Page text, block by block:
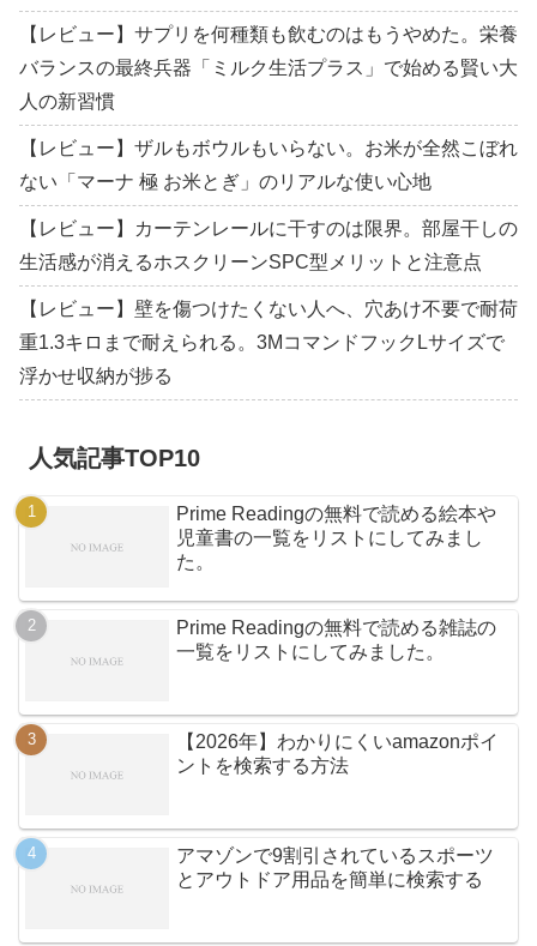
【レビュー】サプリを何種類も飲むのはもうやめた。栄養
バランスの最終兵器「ミルク生活プラス」で始める賢い大
人の新習慣
【レビュー】ザルもボウルもいらない。お米が全然こぼれ
ない「マーナ 極 お米とぎ」のリアルな使い心地
【レビュー】カーテンレールに干すのは限界。部屋干しの
生活感が消えるホスクリーンSPC型メリットと注意点
【レビュー】壁を傷つけたくない人へ、穴あけ不要で耐荷
重1.3キロまで耐えられる。3MコマンドフックLサイズで
浮かせ収納が捗る
人気記事TOP10
Prime Readingの無料で読める絵本や
児童書の一覧をリストにしてみまし
た。
Prime Readingの無料で読める雑誌の
一覧をリストにしてみました。
【2026年】わかりにくいamazonポイ
ントを検索する方法
アマゾンで9割引されているスポーツ
とアウトドア用品を簡単に検索する